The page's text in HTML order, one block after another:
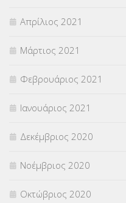
Απρίλιος 2021
Μάρτιος 2021
Φεβρουάριος 2021
Ιανουάριος 2021
Δεκέμβριος 2020
Νοέμβριος 2020
Οκτώβριος 2020